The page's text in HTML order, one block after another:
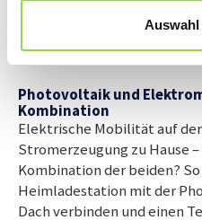
Auswahl
Neubauten und
Photovoltaik und
Kombination
Elektrische Mobilität auf
Stromerzeugung zu Hause
Kombination der beiden?
Heimladestation mit der
Dach verbinden und einen